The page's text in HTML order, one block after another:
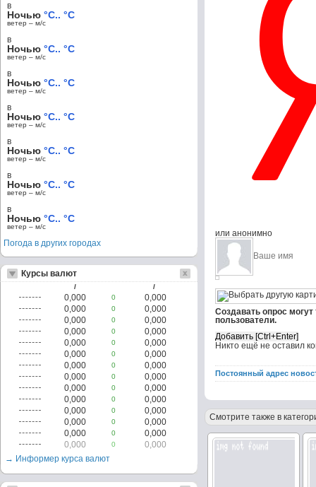
или анонимно
Создавать опрос
пользователи.
Никто ещё не оставил
Постоянный адрес
Смотрите также в
в
Ночью °C.. °C
ветер – м/c
в
Ночью °C.. °C
ветер – м/c
в
Ночью °C.. °C
ветер – м/c
в
Ночью °C.. °C
ветер – м/c
в
Ночью °C.. °C
ветер – м/c
в
Ночью °C.. °C
ветер – м/c
в
Ночью °C.. °C
ветер – м/c
Погода в других городах
Курсы валют
/ /
0,000 0
0,000
0,000
0
0,000
0,000
0
0,000
0,000
0
0,000
0,000
0
0,000
0,000
0
0,000
0,000
0
0,000
0,000
0
0,000
0,000
0
0,000
0,000
0
0,000
0,000
0
0,000
0,000
0
0,000
0,000
0
0,000
0,000
0
0,000
→ Информер курса валют